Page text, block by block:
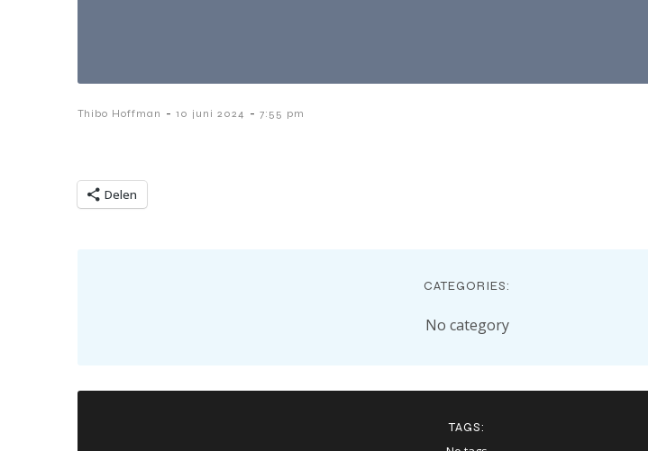
Thibo Hoffman - 10 juni 2024 - 7:55 pm
Delen
CATEGORIES:
No category
TAGS: